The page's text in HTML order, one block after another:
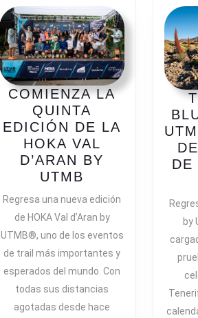
COMIENZA LA
QUINTA
EDICIÓN DE LA
HOKA VAL
D’ARAN BY
UTMB
LA
EDICIÓN
DE
LA
HOKA
VAL
D’ARAN
Regresa una nueva edición
de HOKA Val d’Aran by
UTMB®, uno de los eventos
de trail más importantes y
esperados del mundo. Con
todas sus distancias
agotadas desde hace
DE
by